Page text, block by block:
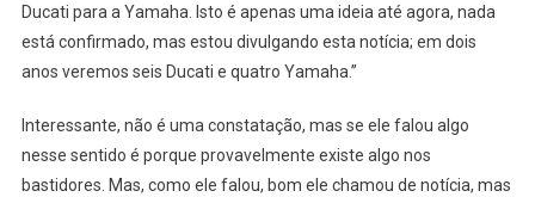
Ducati para a Yamaha. Isto é apenas uma ideia até agora, nada
está confirmado, mas estou divulgando esta notícia; em dois
anos veremos seis Ducati e quatro Yamaha.”
Interessante, não é uma constatação, mas se ele falou algo
nesse sentido é porque provavelmente existe algo nos
bastidores. Mas, como ele falou, bom ele chamou de notícia, mas